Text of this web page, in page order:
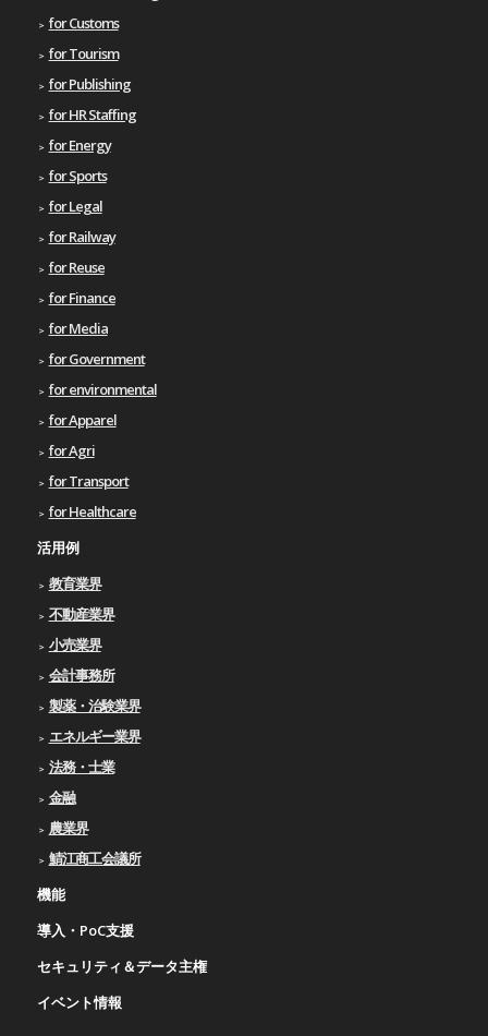
for Customs
for Tourism
for Publishing
for HR Staffing
for Energy
for Sports
for Legal
for Railway
for Reuse
for Finance
for Media
for Government
for environmental
for Apparel
for Agri
for Transport
for Healthcare
活用例
教育業界
不動産業界
小売業界
会計事務所
製薬・治験業界
エネルギー業界
法務・士業
金融
農業界
鯖江商工会議所
機能
導入・PoC支援
セキュリティ＆データ主権
イベント情報